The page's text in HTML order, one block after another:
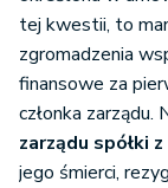
tej kwestii, to
zgromadzenia
finansowe za
członka
zarządu spółki z
jego śmierci,